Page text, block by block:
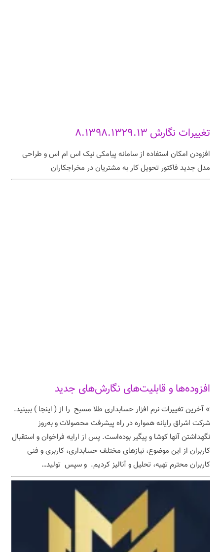
تغییرات نگارش ۸.۱۳۹۸.۱۳۲۹.۱۳
افزودن امکان استفاده از سامانه پیامکی نیک اس ام اس و طراحی
مدل جدید فاکتور تحویل کار به مشتریان در مخراجکاران
افزوده‌ها و قابلیت‌های نگارش‌های جدید
» آخرین تغییرات نرم افزار حسابداری طلا مسبح را از ( اینجا ) ببینید.
شرکت اشراق رایانه همواره در راه پیشرفت محصولات و به‌روز
نگهداشتن آنها کوشا و پیگیر بوده‌است. پس از ارایه فراخوان و استقبال
کاربران از این موضوع، نیازهای مختلف حسابداری، کاربری و فنی
کاربران محترم تهیه، تحلیل و آنالیز کردیم. و سپس تولید…